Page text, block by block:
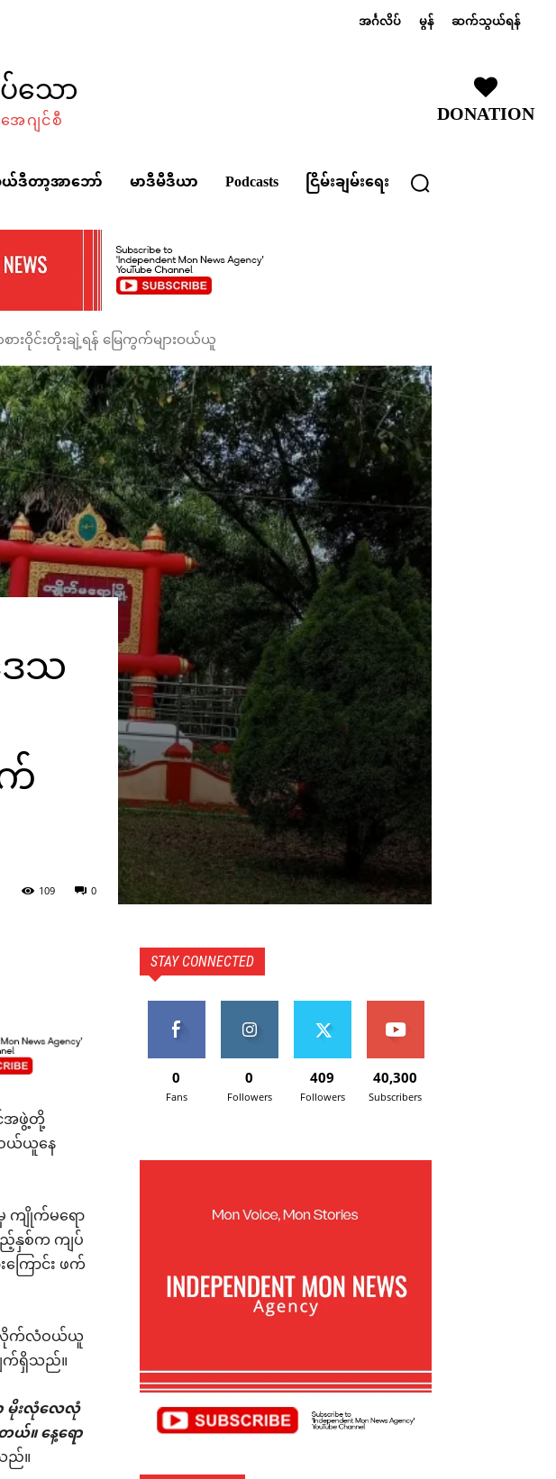
အင်္ဂလိပ် မွန် ဆက်သွယ်ရန်
ော
ဂျင်စီ DONATION
ဒီတာ့အာဘော် မာဒီမီဒီယာ Podcasts ငြိမ်းချမ်းရေး
ဝိုင်းတိုးချဲ့ရန် မြေကွက်များဝယ်ယူ
ေသ
က်
0
109
အဖွဲ့တို့
ဝယ်ယူနေ
ကျိုက်မရော
ည့်နှစ်က ကျပ်
ြောင်း ဖက်
လိုက်လံဝယ်ယူ
က်ရှိသည်။
မိုးလုံလေလုံ
။ နေ့ရော
။
STAY CONNECTED
0
Fans
0
Followers
409
Followers
40,300
Subscribers